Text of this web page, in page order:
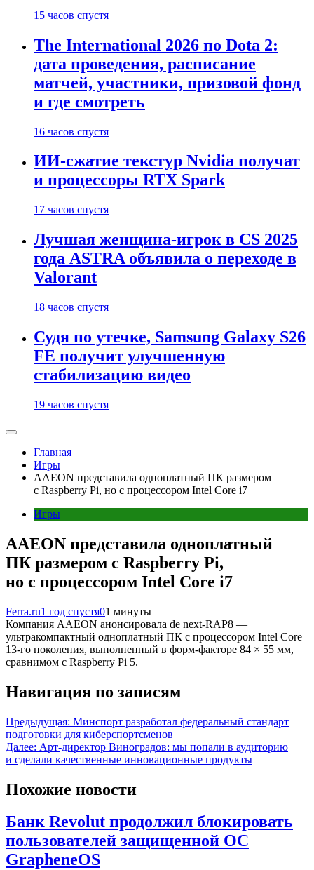
15 часов спустя
The International 2026 по Dota 2:
дата проведения, расписание
матчей, участники, призовой фонд
и где смотреть
16 часов спустя
ИИ-сжатие текстур Nvidia получат
и процессоры RTX Spark
17 часов спустя
Лучшая женщина-игрок в CS 2025
года ASTRA объявила о переходе в
Valorant
18 часов спустя
Судя по утечке, Samsung Galaxy S26
FE получит улучшенную
стабилизацию видео
19 часов спустя
Главная
Игры
AAEON представила одноплатный ПК размером
с Raspberry Pi, но с процессором Intel Core i7
Игры
AAEON представила одноплатный
ПК размером с Raspberry Pi,
но с процессором Intel Core i7
Ferra.ru1 год спустя01 минуты
Компания AAEON анонсировала de next-RAP8 —
ультракомпактный одноплатный ПК с процессором Intel Core
13-го поколения, выполненный в форм-факторе 84 × 55 мм,
сравнимом с Raspberry Pi 5.
Навигация по записям
Предыдущая: Минспорт разработал федеральный стандарт
подготовки для киберспортсменов
Далее: Арт-директор Виноградов: мы попали в аудиторию
и сделали качественные инновационные продукты
Похожие новости
Банк Revolut продолжил блокировать
пользователей защищенной ОС
GrapheneOS